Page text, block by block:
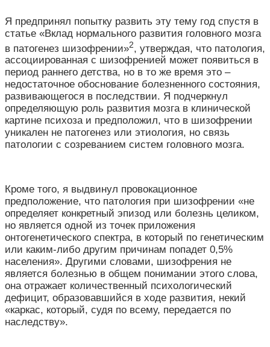
Я предпринял попытку развить эту тему год спустя в
статье «Вклад нормального развития головного мозга
в патогенез шизофрении»2, утверждая, что патология,
ассоциированная с шизофренией может появиться в
период раннего детства, но в то же время это –
недостаточное обоснование болезненного состояния,
развивающегося в последствии. Я подчеркнул
определяющую роль развития мозга в клинической
картине психоза и предположил, что в шизофрении
уникален не патогенез или этиология, но связь
патологии с созреванием систем головного мозга.
Кроме того, я выдвинул провокационное
предположение, что патология при шизофрении «не
определяет конкретный эпизод или болезнь целиком,
но является одной из точек приложения
онтогенетического спектра, в который по генетическим
или каким-либо другим причинам попадет 0,5%
населения». Другими словами, шизофрения не
является болезнью в общем понимании этого слова,
она отражает количественный психологический
дефицит, образовавшийся в ходе развития, некий
«каркас, который, судя по всему, передается по
наследству».